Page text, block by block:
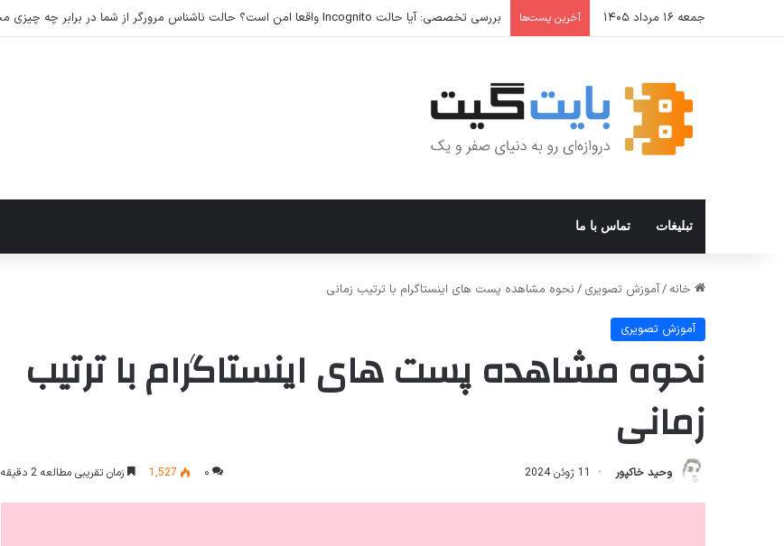
جمعه ۱۶ مرداد ۱۴۰۵ آخرین پست‌ها بررسی تخصصی: آیا حالت Incognito واقعا امن است؟ حالت ناشناس مرورگر از شما در برابر چه چیزی محافظت می‌کند؟
تبلیغات تماس با ما
خانه /آموزش تصویری / نحوه مشاهده پست های اینستاگرام با ترتیب زمانی
آموزش تصویری
نحوه مشاهده پست های اینستاگرام با ترتیب
زمانی
وحید خاکپور 11 ژوئن 2024 ۰ 1,527 زمان تقریبی مطالعه 2 دقیقه